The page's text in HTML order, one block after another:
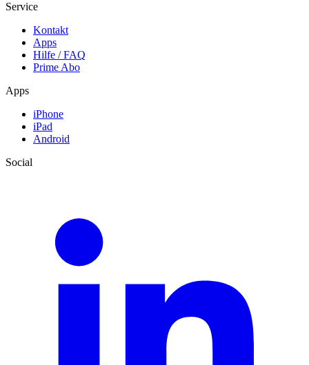
Service
Kontakt
Apps
Hilfe / FAQ
Prime Abo
Apps
iPhone
iPad
Android
Social